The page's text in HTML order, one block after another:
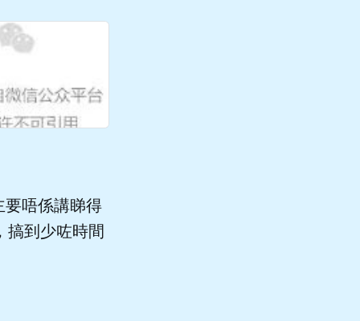
要唔係講睇得
搞到少咗時間